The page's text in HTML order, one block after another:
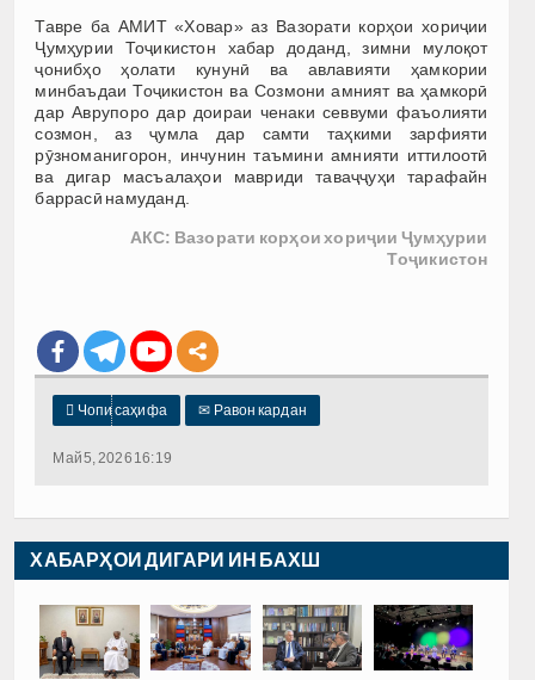
Тавре ба АМИТ «Ховар» аз Вазорати корҳои хориҷии
Ҷумҳурии Тоҷикистон хабар доданд, зимни мулоқот
ҷонибҳо ҳолати кунунӣ ва авлавияти ҳамкории
минбаъдаи Тоҷикистон ва Созмони амният ва ҳамкорӣ
дар Аврупоро дар доираи ченаки севвуми фаъолияти
созмон, аз ҷумла дар самти таҳкими зарфияти
рӯзноманигорон, инчунин таъмини амнияти иттилоотӣ
ва дигар масъалаҳои мавриди таваҷҷуҳи тарафайн
баррасӣ намуданд.
АКС: Вазорати корҳои хориҷии Ҷумҳурии
Тоҷикистон
 Чопи саҳифа ✉ Равон кардан
Май 5, 2026 16:19
ХАБАРҲОИ ДИГАРИ ИН БАХШ